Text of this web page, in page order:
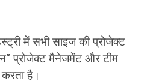
में सभी साइज की प्रोजेक्ट
प्रोजेक्ट मैनेजमेंट और टीम
है।